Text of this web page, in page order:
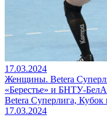
17.03.2024
Женщины. Betera
«Берестье» и БНТУ-
Betera Суперлига,
17.03.2024